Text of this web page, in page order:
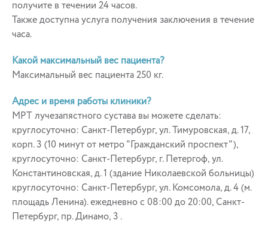
получите в течении 24 часов.
Также доступна услуга получения заключения в течение
часа.
Какой максимальный вес пациента?
Максимальный вес пациента 250 кг.
Адрес и время работы клиники?
МРТ лучезапястного сустава вы можете сделать:
круглосуточно: Санкт-Петербург, ул. Тимуровская, д. 17,
корп. 3 (10 минут от метро "Гражданский проспект"),
круглосуточно: Санкт-Петербург, г. Петергоф, ул.
Константиновская, д. 1 (здание Николаевской больницы)
круглосуточно: Санкт-Петербург, ул. Комсомола, д. 4 (м.
площадь Ленина). ежедневно с 08:00 до 20:00, Санкт-
Петербург, пр. Динамо, 3 .